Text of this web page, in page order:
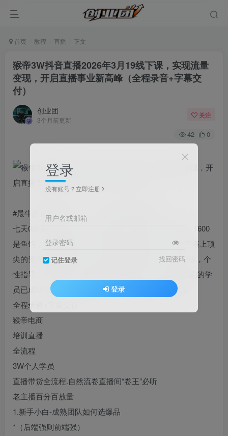
首页 教程 直播 正文
猴帝3W抖音直播2026年3月19线下课，实现流量
变现，开启直播事业新高峰（全程录音+字幕交
付）
创业团
3个月前更新
关注
42 0
#最牛的直播课程！！！！含金量懂得都懂
七天0粉暴力起号详解，罗盘分析。别问与1600区别，1600
是鱼饵，3W才是核心，操作玩法都有差异！多位金字塔上顶
尖的资深老师联合讲课，真实案例深度剖析，实战演练，个
性指导，即学即用，快速提升实战能力。线下3W
[强]的学
员已成功逆袭，实现流量变现，开启直播事业新高峰
全程录音+字幕交付
猴帝电商
培训直播
全流程
3W个人学员
直播带货全流程.自然流卷直播间“卷王”必听
老主播百分百放量
1.新手小白-成熟团队如何选爆品
*（后端强则前端强）
登录
没有账号？立即注册
用户名或邮箱
登录密码
记住登录 找回密码
登录